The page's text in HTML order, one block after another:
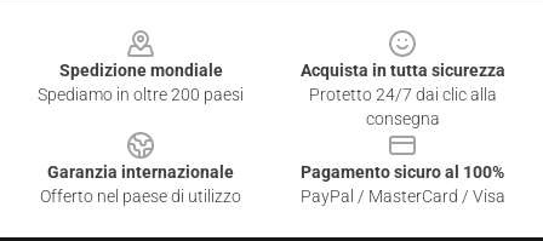
Spedizione mondiale
Spediamo in oltre 200 paesi
Acquista in tutta sicurezza
Protetto 24/7 dai clic alla
consegna
Garanzia internazionale
Offerto nel paese di utilizzo
Pagamento sicuro al 100%
PayPal / MasterCard / Visa